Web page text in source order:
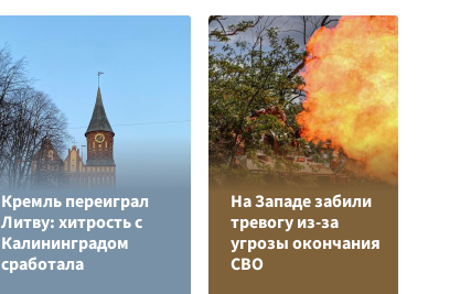
Кремль переиграл
Литву: хитрость с
Калининградом
сработала
На Западе забили
тревогу из-за
угрозы окончания
СВО